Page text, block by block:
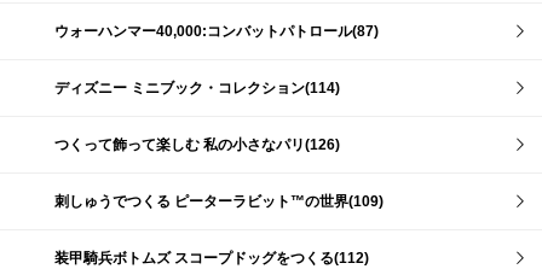
ウォーハンマー40,000:コンバットパトロール(87)
ディズニー ミニブック・コレクション(114)
つくって飾って楽しむ 私の小さなパリ(126)
刺しゅうでつくる ピーターラビット™の世界(109)
装甲騎兵ボトムズ スコープドッグをつくる(112)